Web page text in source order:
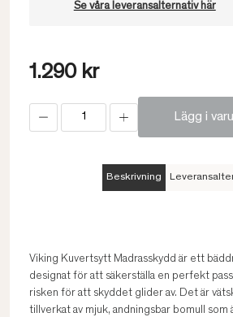
Se våra leveransalternativ här
1.290 kr
Lägg i
Beskrivning
Viking Kuvertsytt Madrasskydd är ett
designat för att säkerställa en perfekt
risken för att skyddet glider av. Det är
tillverkat av mjuk, andningsbar bomull som